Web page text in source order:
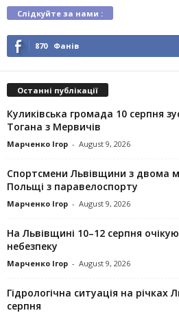
Слідкуйте за нами :
870 Фанів
Останні публікації
Куликівська громада 10 серпня
Тогана з Мервичів
Марченко Ігор - August 9, 2026
Спортсмени Львівщини з двома
Польщі з паравелоспорту
Марченко Ігор - August 9, 2026
На Львівщині 10–12 серпня
небезпеку
Марченко Ігор - August 9, 2026
Гідрологічна ситуація на
серпня